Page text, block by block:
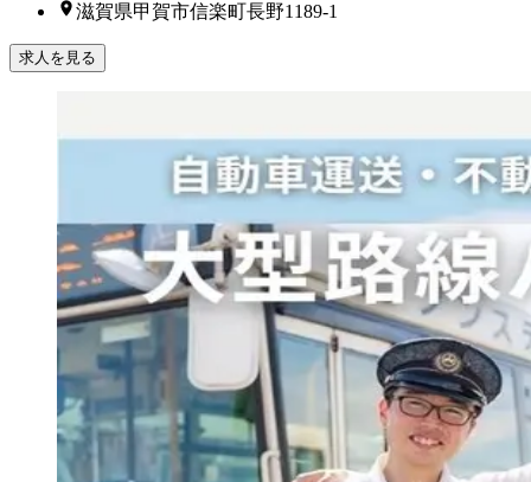
滋賀県甲賀市信楽町長野1189-1
求人を見る